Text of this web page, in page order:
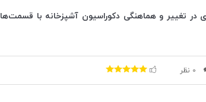
در تغییر و هماهنگی دکوراسیون آشپزخانه با
0 نظر